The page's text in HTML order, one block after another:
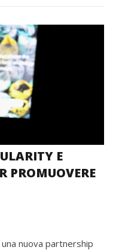
E
PROMUOVERE
nuova partnership